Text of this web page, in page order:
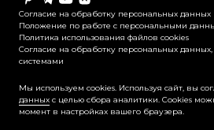
Согласие на обработку персональных данных
Положение по работе с персональными
Политика использования файлов cookies
Согласие на обработку персональных
системами
законодательством об авторском праве
Мы используем cookies. Используя сайт, вы
данных с целью сбора аналитики. Cookies
момент в настройках вашего браузера.